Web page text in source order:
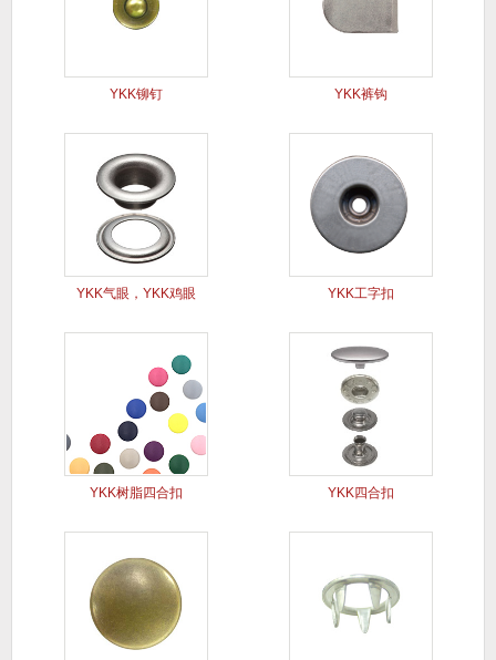
YKK铆钉 YKK裤钩
YKK气眼，YKK鸡眼 YKK工字扣
YKK树脂四合扣 YKK四合扣